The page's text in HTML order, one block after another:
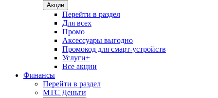
Акции
Перейти в раздел
Для всех
Промо
Аксессуары выгодно
Промокод для смарт-устройств
Услуги+
Все акции
Финансы
Перейти в раздел
МТС Деньги